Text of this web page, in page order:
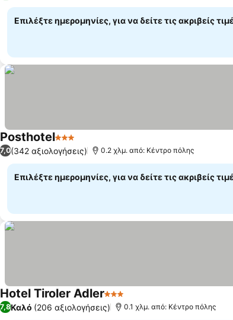
Επιλέξτε ημερομηνίες, για να δείτε τις ακριβείς
Posthotel3 Αστέρια
7,0(342 αξιολογήσεις) 0.2 χλμ. από: Κέντρο πόλης
Επιλέξτε ημερομηνίες, για να δείτε τις ακριβείς
Hotel Tiroler Adler3 Αστέρια
7,8Καλό (206 αξιολογήσεις) 0.1 χλμ. από: Κέντρο πόλης